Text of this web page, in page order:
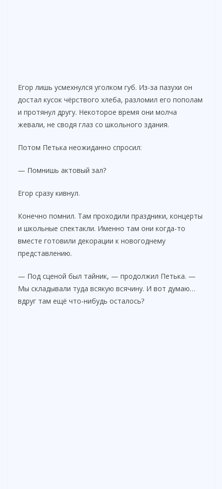
Егор лишь усмехнулся уголком губ. Из-за пазухи он
достал кусок чёрствого хлеба, разломил его пополам
и протянул другу. Некоторое время они молча
жевали, не сводя глаз со школьного здания.
Потом Петька неожиданно спросил:
— Помнишь актовый зал?
Егор сразу кивнул.
Конечно помнил. Там проходили праздники, концерты
и школьные спектакли. Именно там они когда-то
вместе готовили декорации к новогоднему
представлению.
— Под сценой был тайник, — продолжил Петька. —
Мы складывали туда всякую всячину. И вот думаю…
вдруг там ещё что-нибудь осталось?